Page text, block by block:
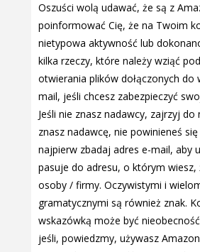
Oszuści wolą udawać, że są z
poinformować Cię, że na Twoim
nietypowa aktywność lub
kilka rzeczy, które należy wziąć
otwierania plików dołączonych do
mail, jeśli chcesz zabezpieczyć
Jeśli nie znasz nadawcy, zajrzyj
znasz nadawcę, nie powinieneś się
najpierw zbadaj adres e-mail, aby
pasuje do adresu, o którym wiesz,
osoby / firmy. Oczywistymi i
gramatycznymi są również znak.
wskazówką może być
jeśli, powiedzmy, używasz